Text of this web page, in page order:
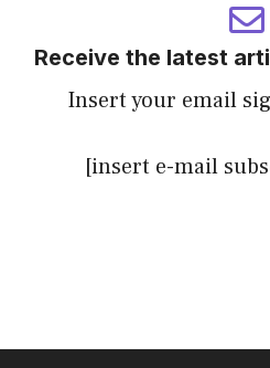
Receive the latest
Insert your email
[insert e-mail